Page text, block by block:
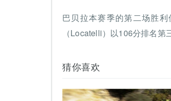
巴贝拉本赛季的第二场胜
（Locatelli）以106分排名第
猜你喜欢